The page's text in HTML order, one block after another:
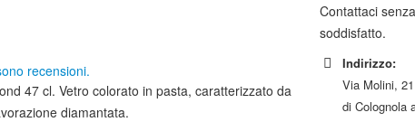
recensioni.
47 cl. Vetro colorato in pasta, caratterizzato da
diamantata.
Contattaci
soddisfatto.
Indirizzo:
Via Molini,
di Colognola